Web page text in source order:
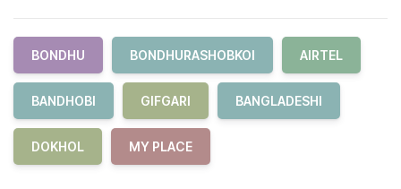
BONDHU BONDHURASHOBKOI AIRTEL
BANDHOBI GIFGARI BANGLADESHI
DOKHOL MY PLACE